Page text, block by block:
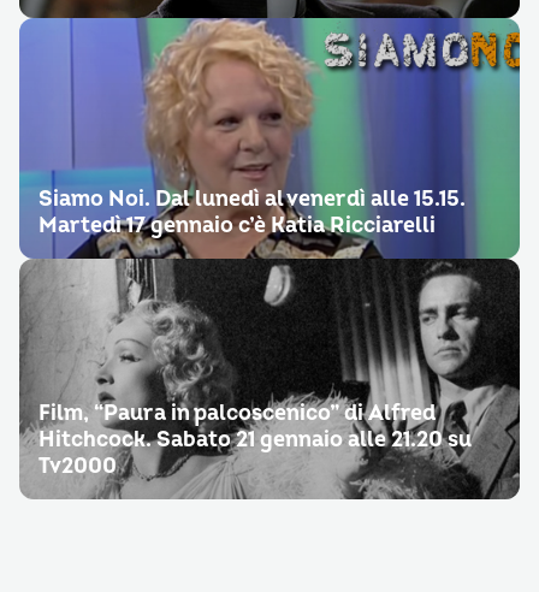
Siamo Noi. Dal lunedì al venerdì alle 15.15.
Martedì 17 gennaio c’è Katia Ricciarelli
Film, “Paura in palcoscenico” di Alfred
Hitchcock. Sabato 21 gennaio alle 21.20 su
Tv2000